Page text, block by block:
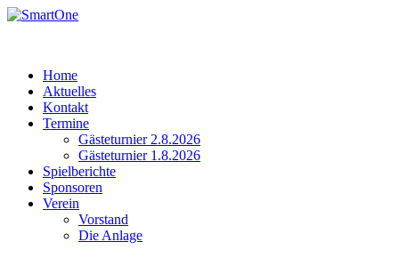
Home
Aktuelles
Kontakt
Termine
Gästeturnier 2.8.2026
Gästeturnier 1.8.2026
Spielberichte
Sponsoren
Verein
Vorstand
Die Anlage